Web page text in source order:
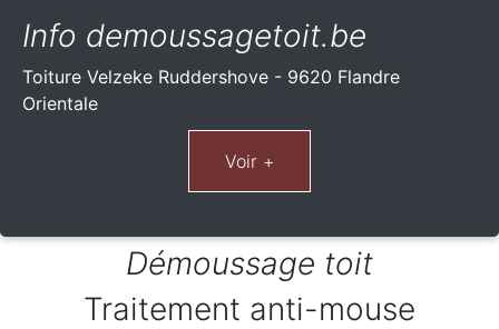
Info demoussagetoit.be
Toiture Velzeke Ruddershove - 9620 Flandre
Orientale
Démoussage toit
Traitement anti-mouse